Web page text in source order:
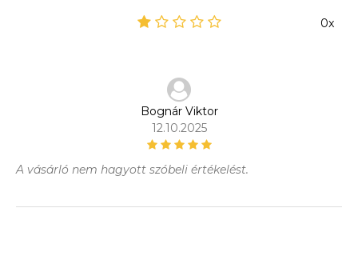
0x
Bognár Viktor
12.10.2025
A vásárló nem hagyott szóbeli értékelést.